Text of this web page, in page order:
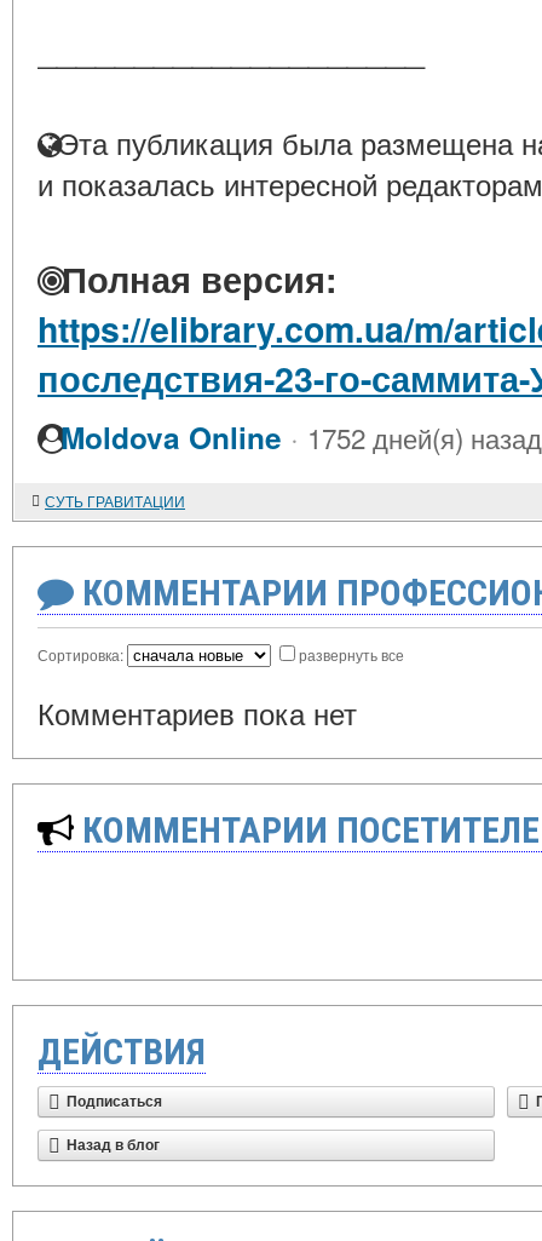
Эта публикация была размещена
и показалась интересной
Полная версия:
https://elibrary.com.ua/m/
последствия-23-го-
Moldova Online · 1752 дней(я) назад
СУТЬ ГРАВИТАЦИИ
КОММЕНТАРИИ
Сортировка: развернуть все
Комментариев пока нет
КОММЕНТАРИИ
ДЕЙСТВИЯ
Подписаться
Назад в блог